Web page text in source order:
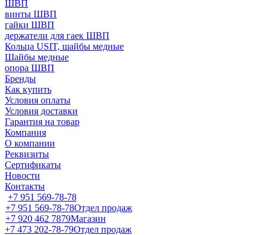
ШВП
винты ШВП
гайки ШВП
держатели для гаек ШВП
Кольца USIT, шайбы медные
Шайбы медные
опора ШВП
Бренды
Как купить
Условия оплаты
Условия доставки
Гарантия на товар
Компания
О компании
Реквизиты
Сертификаты
Новости
Контакты
+7 951 569-78-78
+7 951 569-78-78Отдел продаж
+7 920 462 7879Магазин
+7 473 202-78-79Отдел продаж